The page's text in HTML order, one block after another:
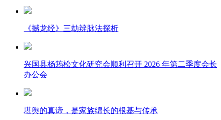
《撼龙经》三劫辨脉法探析
兴国县杨筠松文化研究会顺利召开 2026 年第二季度会长
办公会
堪舆的真谛，是家族绵长的根基与传承